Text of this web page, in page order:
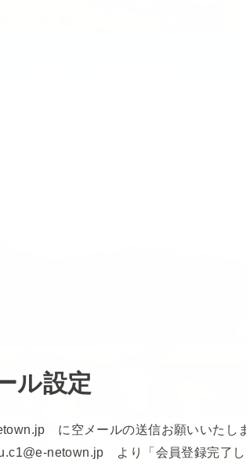
ル設定
に空メールの送信お願いいたし
netown.jp より「会員登録完了し